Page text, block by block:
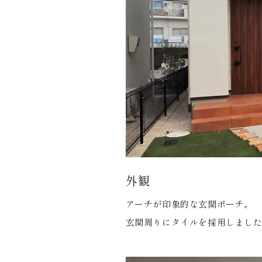
外観
アーチが印象的な玄関ポーチ。
玄関周りにタイルを採用しまし